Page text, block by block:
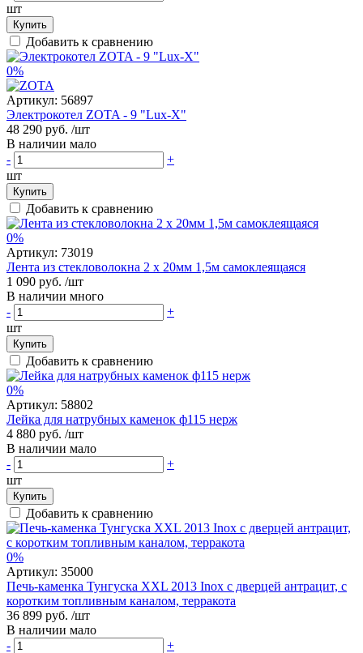
шт
Купить
Добавить к сравнению
0%
Артикул: 56897
Электрокотел ZOTA - 9 "Lux-X"
48 290 руб. /шт
В наличии мало
-
+
шт
Купить
Добавить к сравнению
0%
Артикул: 73019
Лента из стекловолокна 2 х 20мм 1,5м самоклеящаяся
1 090 руб. /шт
В наличии много
-
+
шт
Купить
Добавить к сравнению
0%
Артикул: 58802
Лейка для натрубных каменок ф115 нерж
4 880 руб. /шт
В наличии мало
-
+
шт
Купить
Добавить к сравнению
0%
Артикул: 35000
Печь-каменка Тунгуска ХХL 2013 Inox с дверцей антрацит, с
коротким топливным каналом, терракота
36 899 руб. /шт
В наличии мало
-
+